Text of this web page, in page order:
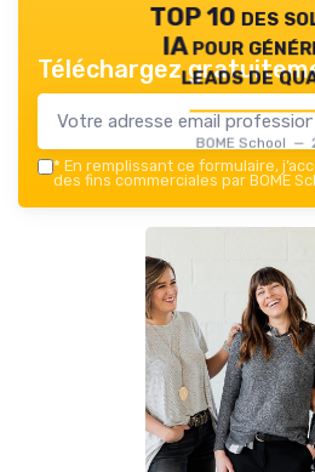
TOP 10 des
IA pour
leads de
BOME School —
Téléchargez
* En remplissant ce formulaire,
des fins commerciales par BOME